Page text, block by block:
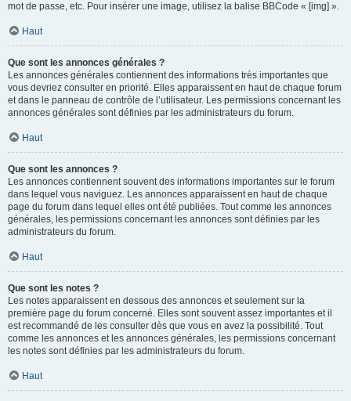
mot de passe, etc. Pour insérer une image, utilisez la balise BBCode « [img] ».
Haut
Que sont les annonces générales ?
Les annonces générales contiennent des informations très importantes que
vous devriez consulter en priorité. Elles apparaissent en haut de chaque forum
et dans le panneau de contrôle de l’utilisateur. Les permissions concernant les
annonces générales sont définies par les administrateurs du forum.
Haut
Que sont les annonces ?
Les annonces contiennent souvent des informations importantes sur le forum
dans lequel vous naviguez. Les annonces apparaissent en haut de chaque
page du forum dans lequel elles ont été publiées. Tout comme les annonces
générales, les permissions concernant les annonces sont définies par les
administrateurs du forum.
Haut
Que sont les notes ?
Les notes apparaissent en dessous des annonces et seulement sur la
première page du forum concerné. Elles sont souvent assez importantes et il
est recommandé de les consulter dès que vous en avez la possibilité. Tout
comme les annonces et les annonces générales, les permissions concernant
les notes sont définies par les administrateurs du forum.
Haut